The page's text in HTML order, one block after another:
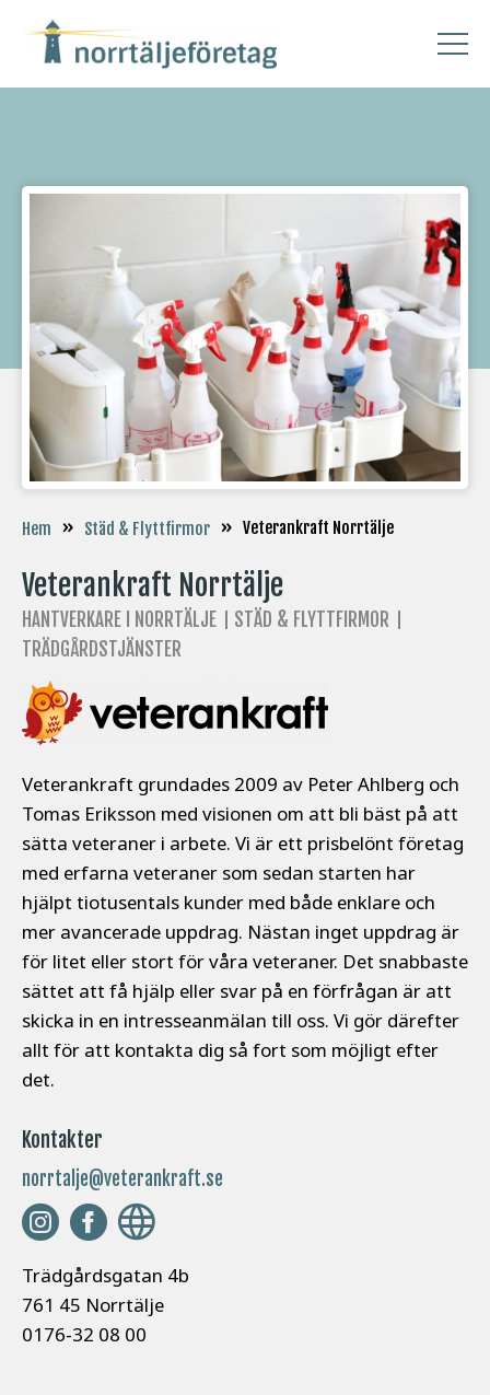
Hem » Städ & Flyttfirmor » Veterankraft Norrtälje
Veterankraft Norrtälje
HANTVERKARE I NORRTÄLJE
STÄD & FLYTTFIRMOR
TRÄDGÅRDSTJÄNSTER
Veterankraft grundades 2009 av Peter Ahlberg och
Tomas Eriksson med visionen om att bli bäst på att
sätta veteraner i arbete. Vi är ett prisbelönt företag
med erfarna veteraner som sedan starten har
hjälpt tiotusentals kunder med både enklare och
mer avancerade uppdrag. Nästan inget uppdrag är
för litet eller stort för våra veteraner. Det snabbaste
sättet att få hjälp eller svar på en förfrågan är att
skicka in en intresseanmälan till oss. Vi gör därefter
allt för att kontakta dig så fort som möjligt efter
det.
Kontakter
norrtalje@veterankraft.se
Trädgårdsgatan 4b
761 45 Norrtälje
0176-32 08 00